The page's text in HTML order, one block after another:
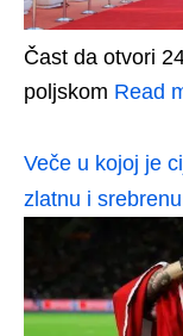
Čast da otvori
poljskom Read
Veče u kojoj je
zlatnu i